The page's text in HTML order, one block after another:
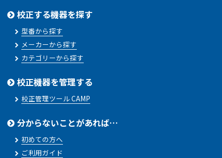
校正する機器を探す
型番から探す
メーカーから探す
カテゴリーから探す
校正機器を管理する
校正管理ツール CAMP
分からないことがあれば…
初めての方へ
ご利用ガイド